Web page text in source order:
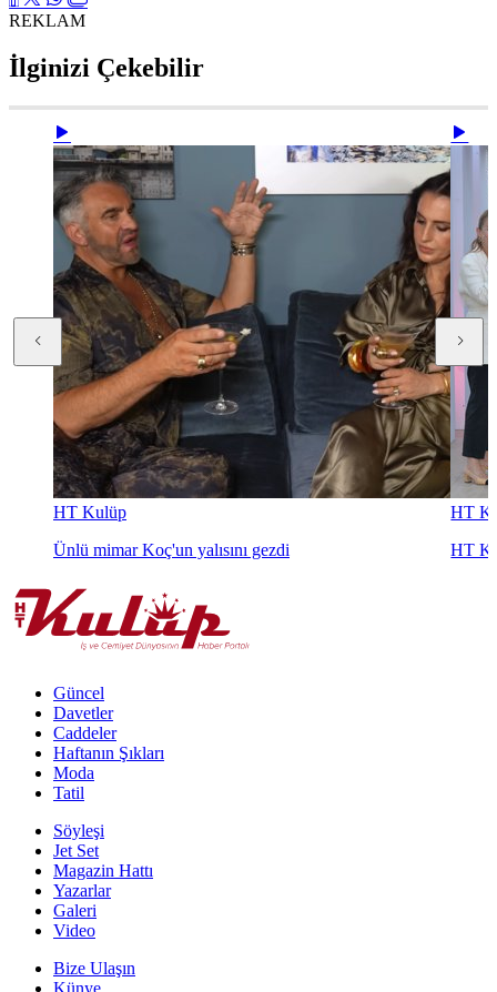
REKLAM
İlginizi Çekebilir
HT Kulüp
Ünlü mimar Koç'un yalısını gezdi
HT
HT
Güncel
Davetler
Caddeler
Haftanın Şıkları
Moda
Tatil
Söyleşi
Jet Set
Magazin Hattı
Yazarlar
Galeri
Video
Bize Ulaşın
Künye